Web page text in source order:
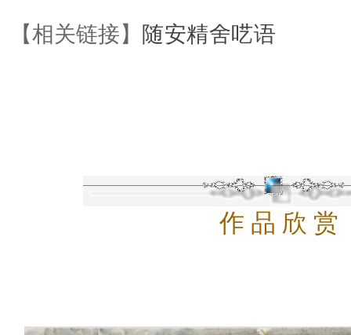
【相关链接】 随安精舍呓语
作 品 欣 赏